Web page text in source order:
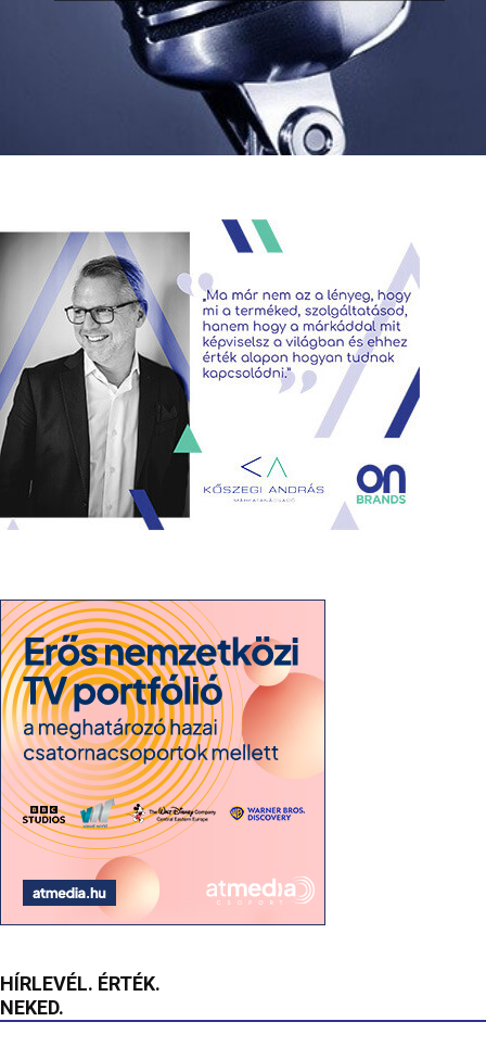
HÍRLEVÉL. ÉRTÉK.
NEKED.